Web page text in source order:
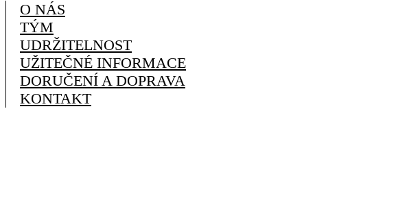
O NÁS
TÝM
UDRŽITELNOST
UŽITEČNÉ INFORMACE
DORUČENÍ A DOPRAVA
KONTAKT